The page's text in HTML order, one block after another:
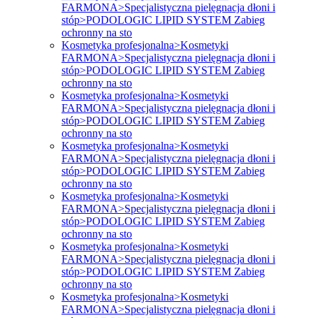
FARMONA>Specjalistyczna pielęgnacja dłoni i
stóp>PODOLOGIC LIPID SYSTEM Zabieg
ochronny na sto
Kosmetyka profesjonalna>Kosmetyki
FARMONA>Specjalistyczna pielęgnacja dłoni i
stóp>PODOLOGIC LIPID SYSTEM Zabieg
ochronny na sto
Kosmetyka profesjonalna>Kosmetyki
FARMONA>Specjalistyczna pielęgnacja dłoni i
stóp>PODOLOGIC LIPID SYSTEM Zabieg
ochronny na sto
Kosmetyka profesjonalna>Kosmetyki
FARMONA>Specjalistyczna pielęgnacja dłoni i
stóp>PODOLOGIC LIPID SYSTEM Zabieg
ochronny na sto
Kosmetyka profesjonalna>Kosmetyki
FARMONA>Specjalistyczna pielęgnacja dłoni i
stóp>PODOLOGIC LIPID SYSTEM Zabieg
ochronny na sto
Kosmetyka profesjonalna>Kosmetyki
FARMONA>Specjalistyczna pielęgnacja dłoni i
stóp>PODOLOGIC LIPID SYSTEM Zabieg
ochronny na sto
Kosmetyka profesjonalna>Kosmetyki
FARMONA>Specjalistyczna pielęgnacja dłoni i